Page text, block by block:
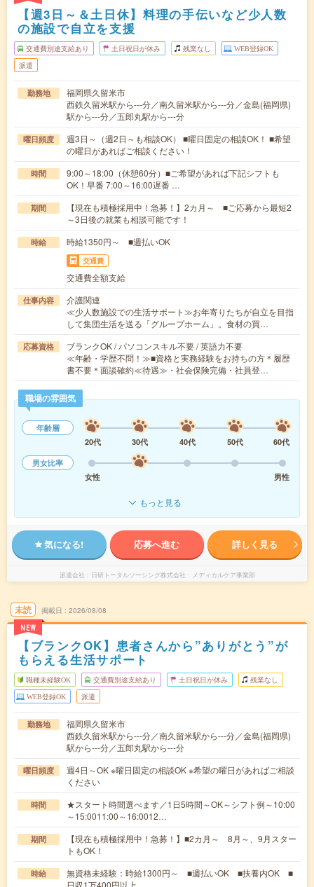
【週3日～＆土日休】料理の手伝いなど少人数
の施設で自立を支援
交通費別途支給あり 土日祝日が休み 残業なし WEB登録OK
派遣
勤務地
福岡県久留米市
西鉄久留米駅から---分／南久留米駅から---分／金島(福岡県)
駅から---分／五郎丸駅から---分
曜日頻度
週3日～（週2日～も相談OK） ■曜日固定の相談OK！ ■希望
の曜日があればご相談ください！
時間
9:00～18:00（休憩60分）■ご希望があれば下記シフトも
OK！早番 7:00～16:00遅番 …
期間
【現在も積極採用中！急募！】2カ月～ ■ご応募から最短2
～3日後の就業も相談可能です！
時給 時給1350円～ ■週払いOK
交通費
交通費全額支給
仕事内容
介護関連
≪少人数施設での生活サポート≫お年寄りたちが自立を目指
して集団生活を送る「グループホーム」。食材の買…
応募資格
ブランクOK / パソコンスキル不要 / 英語力不要
≪年齢・学歴不問！≫■資格と実務経験をお持ちの方＊履歴
書不要＊面談確約≪待遇≫・社会保険完備・社員登…
職場の雰囲気
年齢層
20代
30代 40代 50代
60代
男女比率
女性
男性
もっと見る
気になる! 応募へ進む 詳しく見る
派遣会社 日研トータルソーシング株式会社 メディカルケア事業部
未読
NEW
掲載日 2026/08/08
【ブランクOK】患者さんから”ありがとう”が
もらえる生活サポート
職種未経験OK 交通費別途支給あり 土日祝日が休み 残業なし
WEB登録OK 派遣
勤務地
福岡県久留米市
西鉄久留米駅から---分／南久留米駅から---分／金島(福岡県)
駅から---分／五郎丸駅から---分
曜日頻度
週4日～OK ※曜日固定の相談OK ※希望の曜日があればご相談
ください
時間
★スタート時間選べます／1日5時間～OK～シフト例～10:00
～15:0011:00～16:0012…
期間
【現在も積極採用中！急募！】■2カ月～ 8月～、9月スター
トもOK！
時給
無資格未経験：時給1300円～ ■週払いOK ■扶養内OK ■
日収1万400円以上